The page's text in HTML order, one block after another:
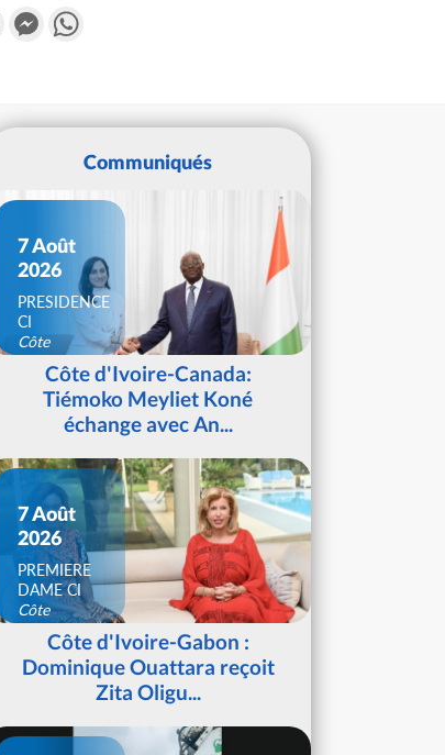
Gmail Messenger
Communiqués
7 Août
2026
PRESIDENCE
CI
Côte
d'IvoireCôte d'Ivoire-Canada:
Tiémoko Meyliet Koné
échange avec An...
7 Août
2026
PREMIERE
DAME CI
Côte
d'IvoireCôte d'Ivoire-Gabon :
Dominique Ouattara reçoit
Zita Oligu...